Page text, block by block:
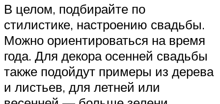
В целом, подбирайте по
стилистике, настроению свадьбы.
Можно ориентироваться на время
года. Для декора осенней свадьбы
также подойдут примеры из дерева
и листьев, для летней или